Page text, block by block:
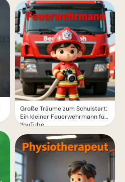
Große Träume zum Schulstart:
Ein kleiner Feuerwehrmann für
YouTube